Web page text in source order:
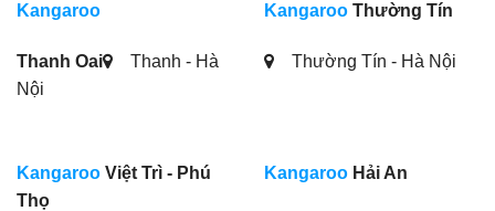
Kangaroo
Thanh Oai
Thanh - Hà
Nội
Kangaroo Thường Tín
Thường Tín - Hà Nội
Kangaroo Việt Trì - Phú
Thọ
Kangaroo Hải An